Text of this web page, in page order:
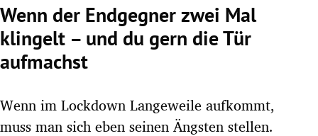
Wenn der Endgegner zwei Mal
klingelt – und du gern die Tür
aufmachst
Wenn im Lockdown Langeweile aufkommt,
muss man sich eben seinen Ängsten stellen.